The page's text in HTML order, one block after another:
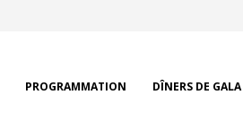
PROGRAMMATION DÎNERS DE GALA